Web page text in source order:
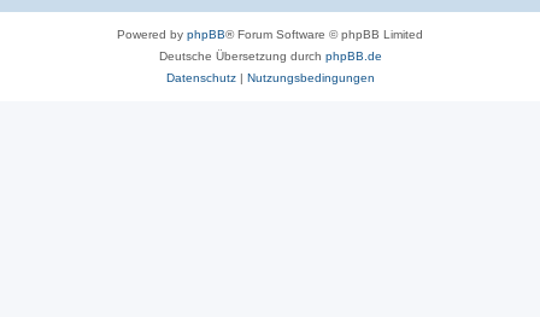
Powered by phpBB® Forum Software © phpBB Limited
Deutsche Übersetzung durch phpBB.de
Datenschutz| Nutzungsbedingungen